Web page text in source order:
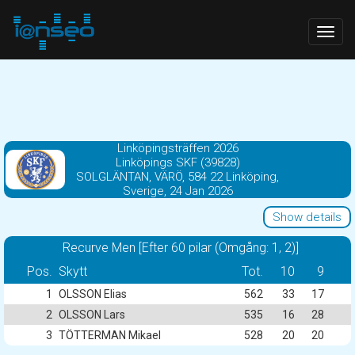
Linköpingsträffen 2026
Linköpings SKF (39828)
SOLGLÄNTAN, VÄRÖ, 584 22 Linköping,
Sverige, 24 Jan 2026
Show details
Recurve Men [Efter 60 pilar (Omgång: 1, 2)]
Pos. Skytt Tot. 10 9
1 OLSSON Elias 562 33
17
2 OLSSON Lars 535 16
28
3 TÖTTERMAN Mikael 528 20 20